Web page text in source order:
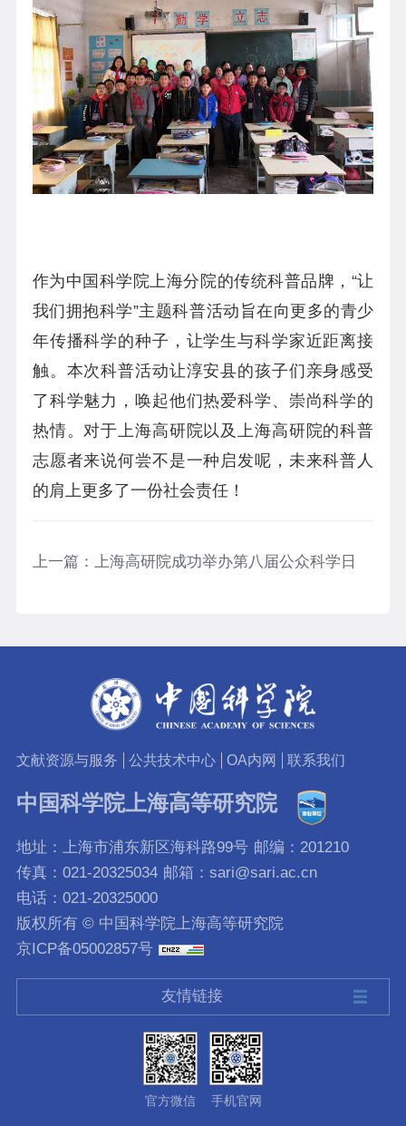
作为中国科学院上海分院的传统科普品牌，“让
我们拥抱科学”主题科普活动旨在向更多的青少
年传播科学的种子，让学生与科学家近距离接
触。本次科普活动让淳安县的孩子们亲身感受
了科学魅力，唤起他们热爱科学、崇尚科学的
热情。对于上海高研院以及上海高研院的科普
志愿者来说何尝不是一种启发呢，未来科普人
的肩上更多了一份社会责任！
上一篇： 上海高研院成功举办第八届公众科学日
文献资源与服务 公共技术中心 OA内网 联系我们
中国科学院上海高等研究院
地址：上海市浦东新区海科路99号 邮编：201210
传真：021-20325034 邮箱：sari@sari.ac.cn
电话：021-20325000
版权所有 © 中国科学院上海高等研究院
京ICP备05002857号
友情链接
官方微信 手机官网